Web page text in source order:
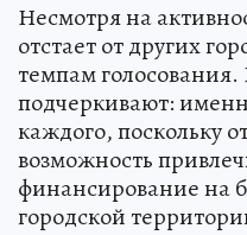
Несмотря на
отстает от других
темпам
подчеркивают:
каждого, поскольку
возможность
финансирование на
городской